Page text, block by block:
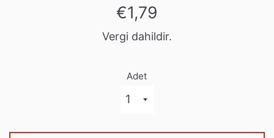
Normal
fiyat
€1,79
Vergi dahildir.
Adet